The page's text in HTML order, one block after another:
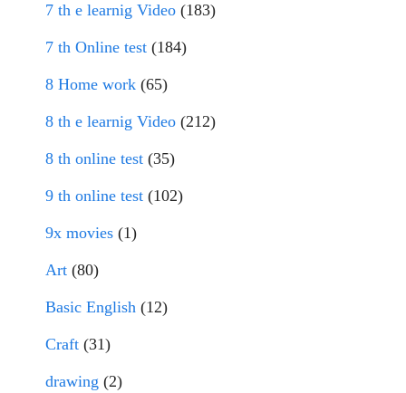
7 th e learnig Video (183)
7 th Online test (184)
8 Home work (65)
8 th e learnig Video (212)
8 th online test (35)
9 th online test (102)
9x movies (1)
Art (80)
Basic English (12)
Craft (31)
drawing (2)